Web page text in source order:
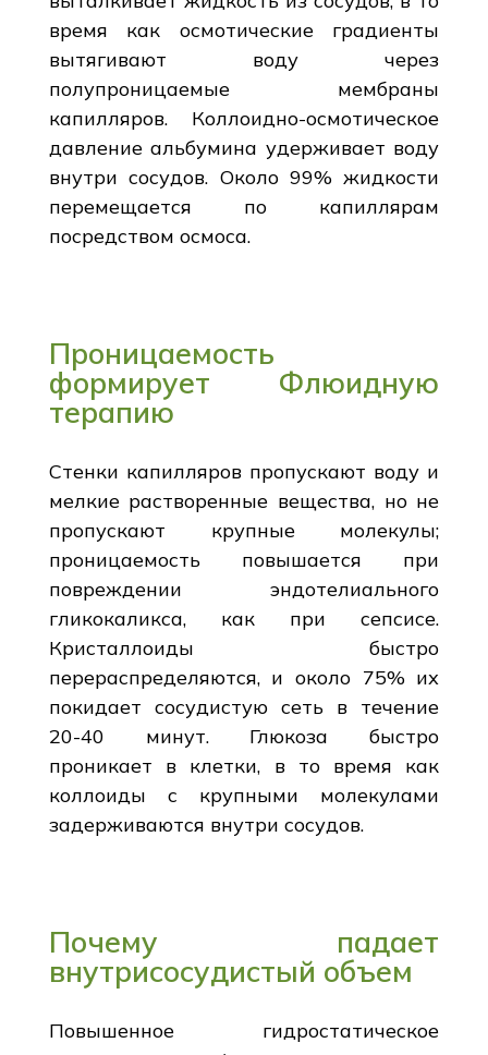
время как осмотические градиенты
вытягивают воду через
полупроницаемые мембраны
капилляров. Коллоидно-осмотическое
давление альбумина удерживает воду
внутри сосудов. Около 99% жидкости
перемещается по капиллярам
посредством осмоса.
Проницаемость
формирует Флюидную
терапию
Стенки капилляров пропускают воду и
мелкие растворенные вещества, но не
пропускают крупные молекулы;
проницаемость повышается при
повреждении эндотелиального
гликокаликса, как при сепсисе.
Кристаллоиды быстро
перераспределяются, и около 75% их
покидает сосудистую сеть в течение
20-40 минут. Глюкоза быстро
проникает в клетки, в то время как
коллоиды с крупными молекулами
задерживаются внутри сосудов.
Почему падает
внутрисосудистый объем
Повышенное гидростатическое